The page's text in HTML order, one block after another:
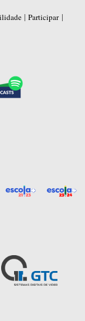
| Participar|